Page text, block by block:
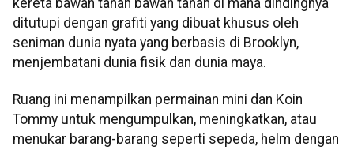
kereta bawah tanah bawah tanah di mana dindingnya
ditutupi dengan grafiti yang dibuat khusus oleh
seniman dunia nyata yang berbasis di Brooklyn,
menjembatani dunia fisik dan dunia maya.
Ruang ini menampilkan permainan mini dan Koin
Tommy untuk mengumpulkan, meningkatkan, atau
menukar barang-barang seperti sepeda, helm dengan